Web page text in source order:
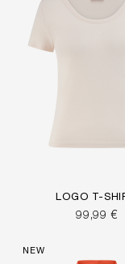
LOGO T-
99,99 €
NEW